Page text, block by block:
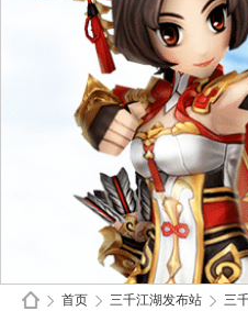
首页 三千江湖发布站 三